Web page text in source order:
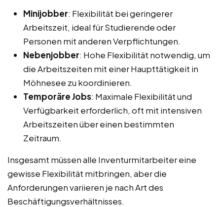
Minijobber: Flexibilität bei geringerer
Arbeitszeit, ideal für Studierende oder
Personen mit anderen Verpflichtungen.
Nebenjobber: Hohe Flexibilität notwendig, um
die Arbeitszeiten mit einer Haupttätigkeit in
Möhnesee zu koordinieren.
Temporäre Jobs: Maximale Flexibilität und
Verfügbarkeit erforderlich, oft mit intensiven
Arbeitszeiten über einen bestimmten
Zeitraum.
Insgesamt müssen alle Inventurmitarbeiter eine
gewisse Flexibilität mitbringen, aber die
Anforderungen variieren je nach Art des
Beschäftigungsverhältnisses.